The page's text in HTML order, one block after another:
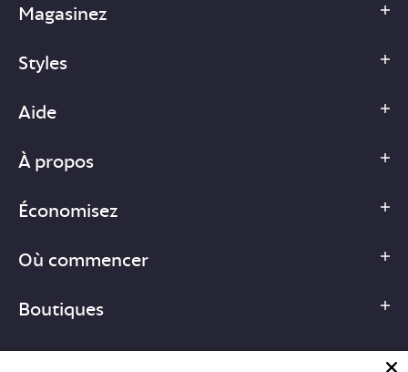
Magasinez
Styles
Aide
À propos
Économisez
Où commencer
Boutiques